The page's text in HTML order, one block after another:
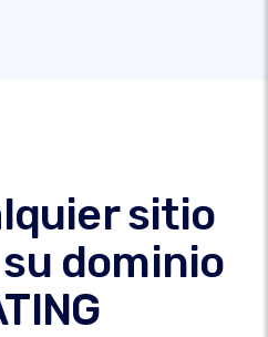
sitio
dominio